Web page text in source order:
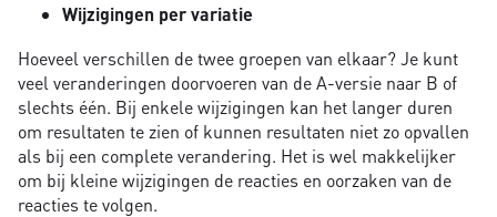
Wijzigingen per variatie
Hoeveel verschillen de twee groepen van elkaar? Je kunt
veel veranderingen doorvoeren van de A-versie naar B of
slechts één. Bij enkele wijzigingen kan het langer duren
om resultaten te zien of kunnen resultaten niet zo opvallen
als bij een complete verandering. Het is wel makkelijker
om bij kleine wijzigingen de reacties en oorzaken van de
reacties te volgen.